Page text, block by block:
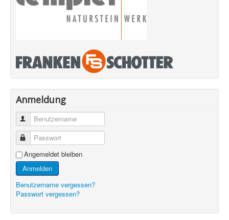
Anmeldung
Benutzername
Passwort
Angemeldet bleiben
Anmelden
Benutzername vergessen?
Passwort vergessen?